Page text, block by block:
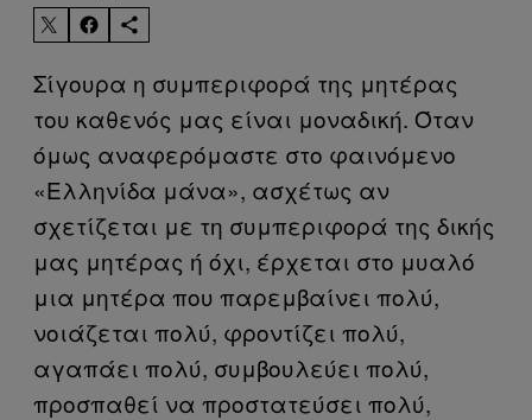
Σίγουρα η συμπεριφορά της μητέρας
του καθενός μας είναι μοναδική. Όταν
όμως αναφερόμαστε στο φαινόμενο
«Ελληνίδα μάνα», ασχέτως αν
σχετίζεται με τη συμπεριφορά της δικής
μας μητέρας ή όχι, έρχεται στο μυαλό
μια μητέρα που παρεμβαίνει πολύ,
νοιάζεται πολύ, φροντίζει πολύ,
αγαπάει πολύ, συμβουλεύει πολύ,
προσπαθεί να προστατεύσει πολύ,